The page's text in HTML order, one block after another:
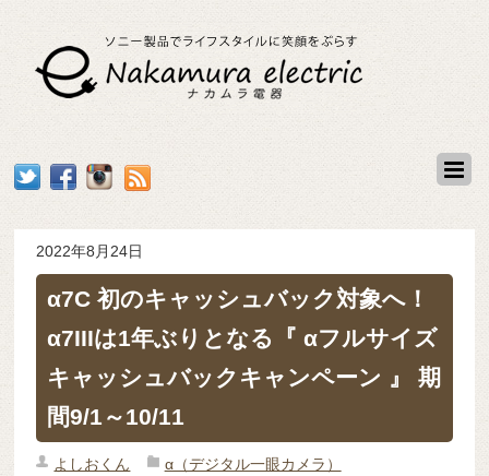
2022年8月24日
α7C 初のキャッシュバック対象へ！
α7IIIは1年ぶりとなる『 αフルサイズ
キャッシュバックキャンペーン 』 期
間9/1～10/11
よしおくん
α（デジタル一眼カメラ）